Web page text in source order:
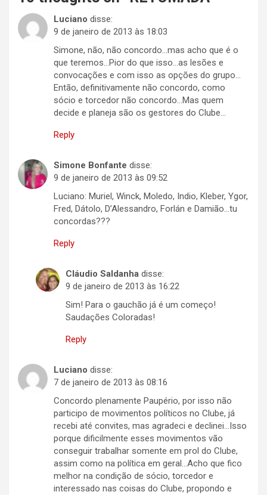
Luciano disse:
9 de janeiro de 2013 às 18:03
Simone, não, não concordo…mas acho que é o
que teremos…Pior do que isso…as lesões e
convocações e com isso as opções do grupo…
Então, definitivamente não concordo, como
sócio e torcedor não concordo…Mas quem
decide e planeja são os gestores do Clube…
Reply
Simone Bonfante disse:
9 de janeiro de 2013 às 09:52
Luciano: Muriel, Winck, Moledo, Indio, Kleber, Ygor,
Fred, Dátolo, D’Alessandro, Forlán e Damião…tu
concordas???
Reply
Cláudio Saldanha disse:
9 de janeiro de 2013 às 16:22
Sim! Para o gauchão já é um começo!
Saudações Coloradas!
Reply
Luciano disse:
7 de janeiro de 2013 às 08:16
Concordo plenamente Paupério, por isso não
participo de movimentos políticos no Clube, já
recebi até convites, mas agradeci e declinei…Isso
porque dificilmente esses movimentos vão
conseguir trabalhar somente em prol do Clube,
assim como na política em geral…Acho que fico
melhor na condição de sócio, torcedor e
interessado nas coisas do Clube, propondo e